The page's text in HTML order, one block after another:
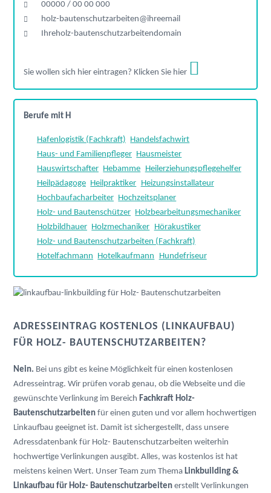
00000 / 00 00 000
holz-bautenschutzarbeiten@ihreemail
Ihreholz-bautenschutzarbeitendomain
Sie wollen sich hier eintragen? Klicken Sie hier
Berufe mit H
Hafenlogistik (Fachkraft)
Handelsfachwirt
Haus- und Familienpfleger
Hausmeister
Hauswirtschafter
Hebamme
Heilerziehungspflegehelfer
Heilpädagoge
Heilpraktiker
Heizungsinstallateur
Hochbaufacharbeiter
Hochzeitsplaner
Holz- und Bautenschützer
Holzbearbeitungsmechaniker
Holzbildhauer
Holzmechaniker
Hörakustiker
Holz- und Bautenschutzarbeiten (Fachkraft)
Hotelfachmann
Hotelkaufmann Hundefriseur
ADRESSEINTRAG KOSTENLOS (LINKAUFBAU)
FÜR HOLZ- BAUTENSCHUTZARBEITEN?
Nein. Bei uns gibt es keine Möglichkeit für einen kostenlosen
Adresseintrag. Wir prüfen vorab genau, ob die Webseite und die
gewünschte Verlinkung im Bereich Fachkraft Holz-
Bautenschutzarbeiten für einen guten und vor allem hochwertigen
Linkaufbau geeignet ist. Damit ist sichergestellt, dass unsere
Adressdatenbank für Holz- Bautenschutzarbeiten weiterhin
hochwertige Verlinkungen ausgibt. Alles, was kostenlos ist hat
meistens keinen Wert. Unser Team zum Thema Linkbuilding &
Linkaufbau für Holz- Bautenschutzarbeiten erstellt Verlinkungen